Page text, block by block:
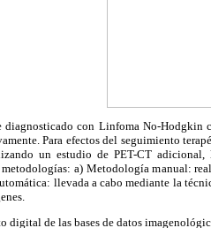
diagnosticado con Linfoma No-
Para efectos del seguimiento
un estudio de PET-CT
a) Metodología manual:
llevada a cabo mediante la
digital de las bases de datos